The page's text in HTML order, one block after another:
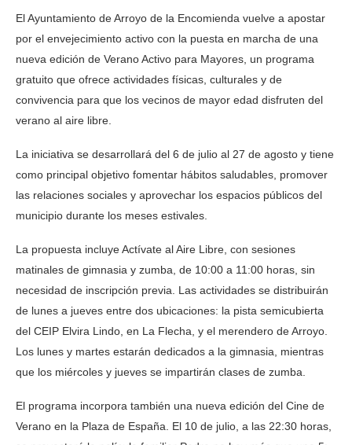
El Ayuntamiento de Arroyo de la Encomienda vuelve a apostar
por el envejecimiento activo con la puesta en marcha de una
nueva edición de Verano Activo para Mayores, un programa
gratuito que ofrece actividades físicas, culturales y de
convivencia para que los vecinos de mayor edad disfruten del
verano al aire libre.
La iniciativa se desarrollará del 6 de julio al 27 de agosto y tiene
como principal objetivo fomentar hábitos saludables, promover
las relaciones sociales y aprovechar los espacios públicos del
municipio durante los meses estivales.
La propuesta incluye Actívate al Aire Libre, con sesiones
matinales de gimnasia y zumba, de 10:00 a 11:00 horas, sin
necesidad de inscripción previa. Las actividades se distribuirán
de lunes a jueves entre dos ubicaciones: la pista semicubierta
del CEIP Elvira Lindo, en La Flecha, y el merendero de Arroyo.
Los lunes y martes estarán dedicados a la gimnasia, mientras
que los miércoles y jueves se impartirán clases de zumba.
El programa incorpora también una nueva edición del Cine de
Verano en la Plaza de España. El 10 de julio, a las 22:30 horas,